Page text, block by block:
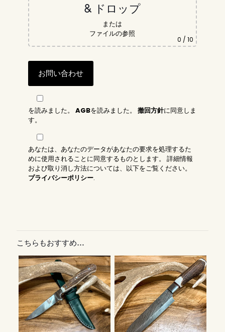
& ドロップ
または
ファイルの参照
0 / 10
を読みました。AGBを読みました。撤回方針に同意しま
す。
あなたは、あなたのデータがあなたの要求を処理するた
めに使用されることに同意するものとします。 詳細情報
および取り消し方法については、以下をご覧ください。
プライバシーポリシー.
こちらもおすすめ…